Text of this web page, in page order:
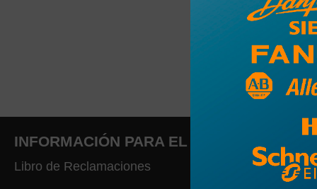
INFORMACIÓN PARA EL CLIENTE
Libro de Reclamaciones